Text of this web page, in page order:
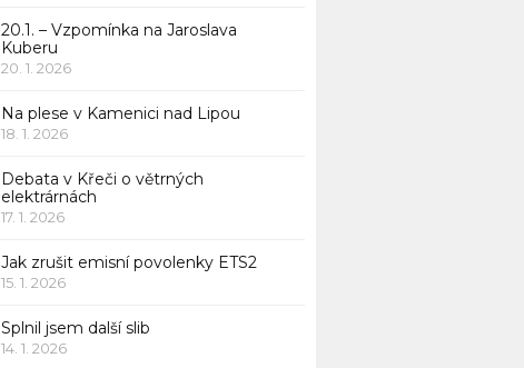
20.1. – Vzpomínka na Jaroslava
Kuberu
20. 1. 2026
Na plese v Kamenici nad Lipou
18. 1. 2026
Debata v Křeči o větrných
elektrárnách
17. 1. 2026
Jak zrušit emisní povolenky ETS2
15. 1. 2026
Splnil jsem další slib
14. 1. 2026